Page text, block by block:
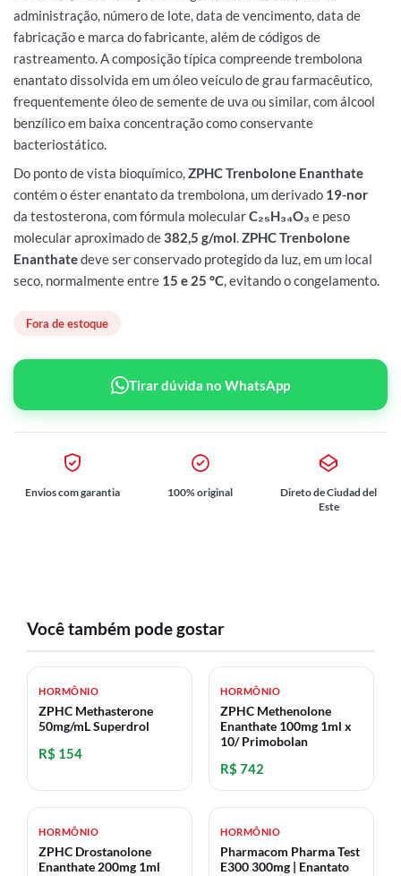
administração, número de lote, data de vencimento, data de
fabricação e marca do fabricante, além de códigos de
rastreamento. A composição típica compreende trembolona
enantato dissolvida em um óleo veículo de grau farmacêutico,
frequentemente óleo de semente de uva ou similar, com álcool
benzílico em baixa concentração como conservante
bacteriostático.
Do ponto de vista bioquímico,ZPHC Trenbolone Enanthate
contém o éster enantato da trembolona, um derivado 19-nor
da testosterona, com fórmula molecularC₂₅H₃₄O₃ e peso
molecular aproximado de382,5 g/mol.ZPHC Trenbolone
Enanthatedeve ser conservado protegido da luz, em um local
seco, normalmente entre 15 e 25 °C, evitando o congelamento.
Fora de estoque
Tirar dúvida no WhatsApp
Envios com garantia 100% original
Direto de Ciudad del
Este
Você também pode gostar
HORMÔNIO
ZPHC Methasterone
50mg/mL Superdrol
R$ 154
HORMÔNIO
ZPHC Methenolone
Enanthate 100mg 1ml x
10/ Primobolan
R$ 742
HORMÔNIO
ZPHC Drostanolone
Enanthate 200mg 1ml
HORMÔNIO
Pharmacom Pharma Test
E300 300mg | Enantato